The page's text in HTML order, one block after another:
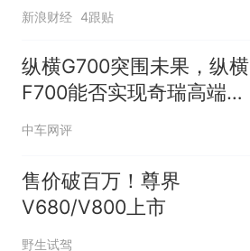
新浪财经 4跟贴
纵横G700突围未果，纵横
F700能否实现奇瑞高端越
野破局？
中车网评
售价破百万！尊界
V680/V800上市
野生试驾